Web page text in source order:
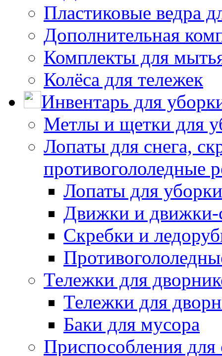
Пластиковые ведра
Дополнительная
Комплекты для
Колёса для тележек
Инвентарь для
Метлы и щетки для
Лопаты для снега,
противогололедные
Лопаты для
Движки и движки-
Скребки и
Тележки для
Тележки для
Баки для мусора
Приспособления для